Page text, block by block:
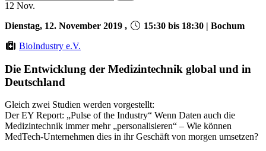
12 Nov.
Dienstag, 12. November 2019 ,
15:30 bis 18:30 | Bochum
BioIndustry e.V.
Die Entwicklung der Medizintechnik global und in
Deutschland
Gleich zwei Studien werden vorgestellt:
Der EY Report: „Pulse of the Industry“ Wenn Daten auch die
Medizintechnik immer mehr „personalisieren“ – Wie können
MedTech-Unternehmen dies in ihr Geschäft von morgen umsetzen?